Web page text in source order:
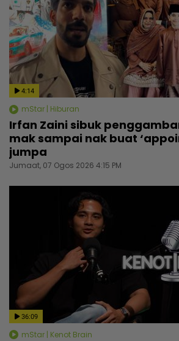
4:14
mStar | Hiburan
Irfan Zaini sibuk
mak sampai nak buat
jumpa
Jumaat, 07 Ogos 2026 4:15 PM
36:09
mStar | Kenot Brain